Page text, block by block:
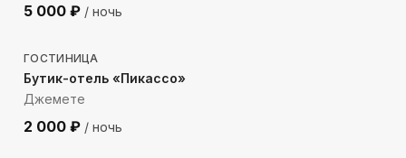
5 000 ₽ / ночь
925м до моря
ГОСТИНИЦА
Бутик-отель «Пикассо»
Джемете
2 000 ₽ / ночь
363м до моря